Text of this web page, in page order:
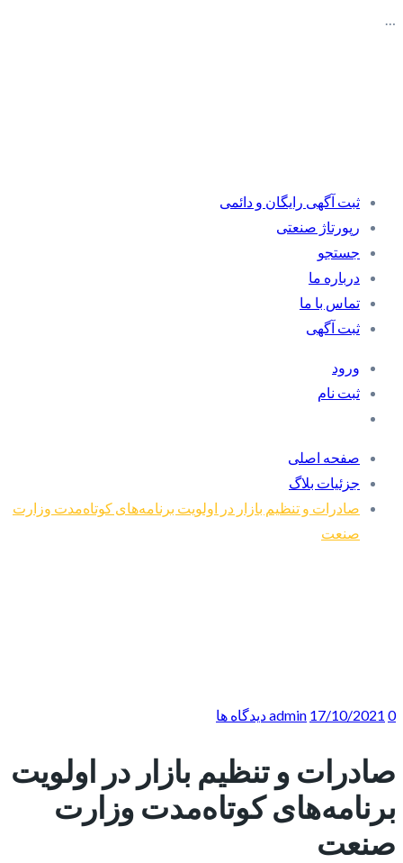
…
ثبت آگهی رایگان و دائمی
رپورتاژ صنعتی
جستجو
درباره ما
تماس با ما
ثبت آگهی
ورود
ثبت نام
صفحه اصلی
جزئیات بلاگ
صادرات و تنظیم بازار در اولویت برنامه‌های کوتاه‌مدت وزارت
صنعت
admin 17/10/2021 0 دیدگاه ها
صادرات و تنظیم بازار در اولویت
برنامه‌های کوتاه‌مدت وزارت
صنعت